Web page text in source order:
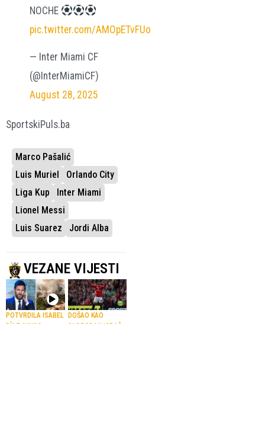
NOCHE
pic.twitter.com/AMOpETvFUo
— Inter Miami CF
(@InterMiamiCF)
August 28, 2025
SportskiPuls.ba
Marco Pašalić
Luis Muriel
Orlando City
Liga Kup
Inter Miami
Lionel Messi
Luis Suarez
Jordi Alba
VEZANE VIJESTI
POTVRDILA ISABEL
DÍAZ AYUSO
DOŠAO KAO
SLOBODAN IGRAČ